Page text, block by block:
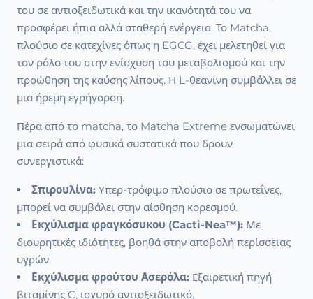
του σε αντιοξειδωτικά και την ικανότητά του να
προσφέρει ήπια αλλά σταθερή ενέργεια. Το Matcha,
πλούσιο σε κατεχίνες όπως η EGCG, έχει μελετηθεί για
τον ρόλο του στην ενίσχυση του μεταβολισμού και την
προώθηση της καύσης λίπους. Η L-θεανίνη συμβάλλει σε
μια ήρεμη εγρήγορση.
Πέρα από το matcha, το Matcha Extreme ενσωματώνει
μια σειρά από φυσικά συστατικά που δρουν
συνεργιστικά:
Σπιρουλίνα: Υπερ-τρόφιμο πλούσιο σε πρωτεΐνες,
μπορεί να συμβάλει στην αίσθηση κορεσμού.
Εκχύλισμα φραγκόσυκου (Cacti-Nea™): Με
διουρητικές ιδιότητες, βοηθά στην αποβολή περίσσειας
υγρών.
Εκχύλισμα φρούτου Ασερόλα: Εξαιρετική πηγή
βιταμίνης C, ισχυρό αντιοξειδωτικό.